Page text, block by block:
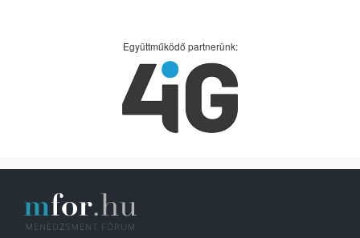
Együttműködő partnerünk: